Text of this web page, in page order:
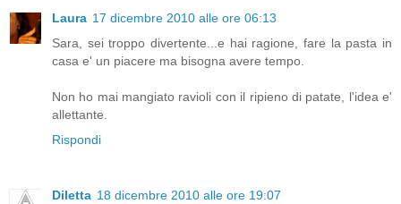
Laura 17 dicembre 2010 alle ore 06:13
Sara, sei troppo divertente...e hai ragione, fare la pasta in
casa e' un piacere ma bisogna avere tempo.
Non ho mai mangiato ravioli con il ripieno di patate, l'idea e'
allettante.
Rispondi
Diletta 18 dicembre 2010 alle ore 19:07